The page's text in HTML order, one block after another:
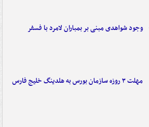
وجود شواهدی مبنی بر بمباران لامرد با فسفر
مهلت ۳ روزه سازمان بورس به هلدینگ خلیج فارس